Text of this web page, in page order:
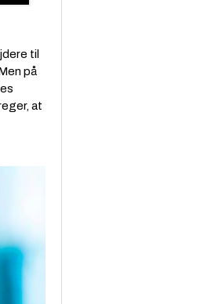
til
på
at